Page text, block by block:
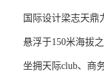
国际设计梁志天鼎
悬浮于150米海拔
坐拥天际club、商